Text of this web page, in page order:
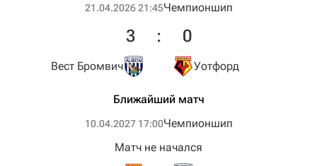
21.04.2026 21:45Чемпионшип
Вест Бромвич
3 : 0
Уотфорд
Ближайший матч
10.04.2027 17:00Чемпионшип
Матч не начался